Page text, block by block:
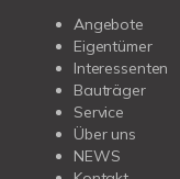
Angebote
Eigentümer
Interessenten
Bauträger
Service
Über uns
NEWS